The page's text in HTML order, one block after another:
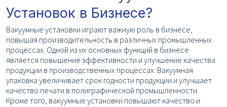
Установок в Бизнесе?
Вакуумные установки играют важную роль в бизнесе,
повышая производительность в различных промышленных
процессах. Одной из их основных функций в бизнесе
является повышение эффективности и улучшение качества
продукции в производственных процессах. Вакуумная
упаковка увеличивает срок годности продукции и улучшает
качество печати в полиграфической промышленности.
Кроме того, вакуумные установки повышают качество и